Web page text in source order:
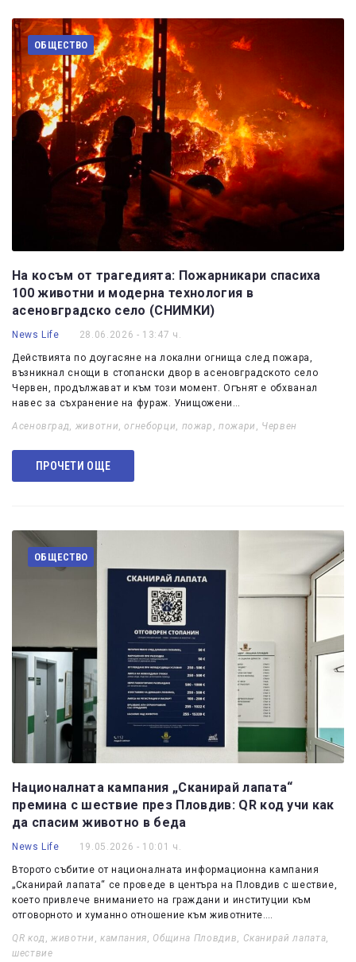
ОБЩЕСТВО
На косъм от трагедията: Пожарникари спасиха
100 животни и модерна технология в
асеновградско село (СНИМКИ)
News Life 28.06.2026 - 13:47 ч.
Действията по доугасяне на локални огнища след пожара,
възникнал снощи в стопански двор в асеновградското село
Червен, продължават и към този момент. Огънят е обхванал
навес за съхранение на фураж. Унищожени…
Асеновград, животни,огнеборци, пожар , пожари , Червен
ПРОЧЕТИ ОЩЕ
ОБЩЕСТВО
Националната кампания „Сканирай лапата“
премина с шествие през Пловдив: QR код учи как
да спасим животно в беда
News Life 19.05.2026 - 10:01 ч.
Второто събитие от националната информационна кампания
„Сканирай лапата“ се проведе в центъра на Пловдив с шествие,
което привлече вниманието на граждани и институции към
отговорното и хуманно отношение към животните.…
QR код ,животни , кампания, Община Пловдив, Сканирай лапата,
шествие